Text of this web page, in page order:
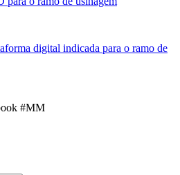
digital indicada para o ramo de
#MM